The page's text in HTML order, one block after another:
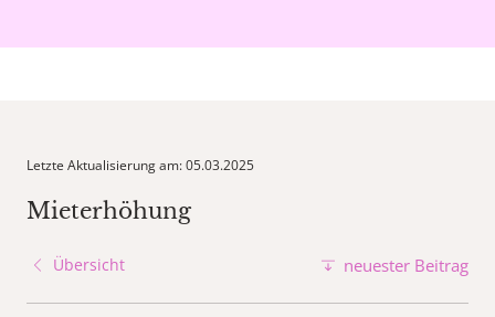
Letzte Aktualisierung am: 05.03.2025
Mieterhöhung
Übersicht neuester Beitrag